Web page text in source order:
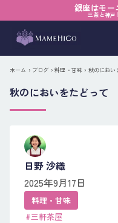
銀座はモー
三茶と神戸
ホーム › ブログ ›料理・甘味 › 秋のにおい
秋のにおいをたどって
日野 沙織
2025年9月17日
料理・甘味
#三軒茶屋